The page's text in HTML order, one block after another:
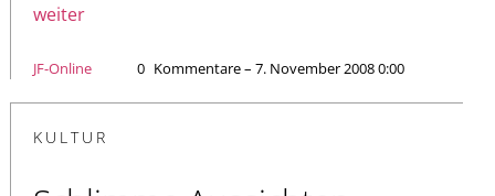
weiter
JF-Online 0 Kommentare – 7. November 2008 0:00
KULTUR